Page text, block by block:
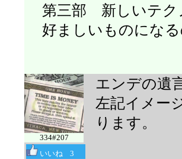
第三部 新しいテク
好ましいものにな
334#207
エンデの遺
左記イメ
ります。
いいね 3